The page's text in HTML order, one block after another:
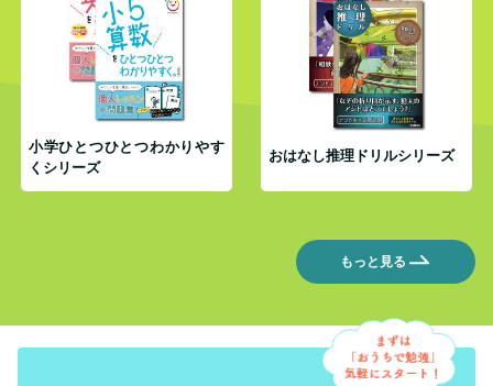
小学ひとつひとつわかりやす
くシリーズ
おはなし推理ドリルシリーズ
もっと見る